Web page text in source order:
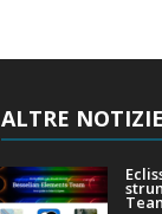
ALTRE NOTIZIE